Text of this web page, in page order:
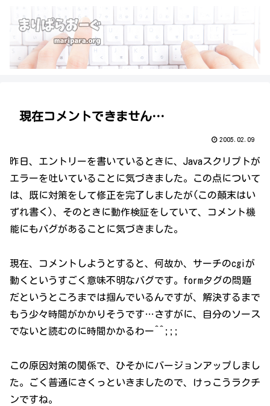
現在コメントできません…
2005.02.09
昨日、エントリーを書いているときに、Javaスクリプトが
エラーを吐いていることに気づきました。この点について
は、既に対策をして修正を完了しましたが(この顛末はい
ずれ書く)、そのときに動作検証をしていて、コメント機
能にもバグがあることに気づきました。
現在、コメントしようとすると、何故か、サーチのcgiが
動くというすごく意味不明なバグです。formタグの問題
だというところまでは掴んでいるんですが、解決するまで
もう少々時間がかかりそうです…さすがに、自分のソース
でないと読むのに時間かかるわー^^;;;
この原因対策の関係で、ひそかにバージョンアップしまし
た。ごく普通にさくっといきましたので、けっこうラクチ
ンですね。